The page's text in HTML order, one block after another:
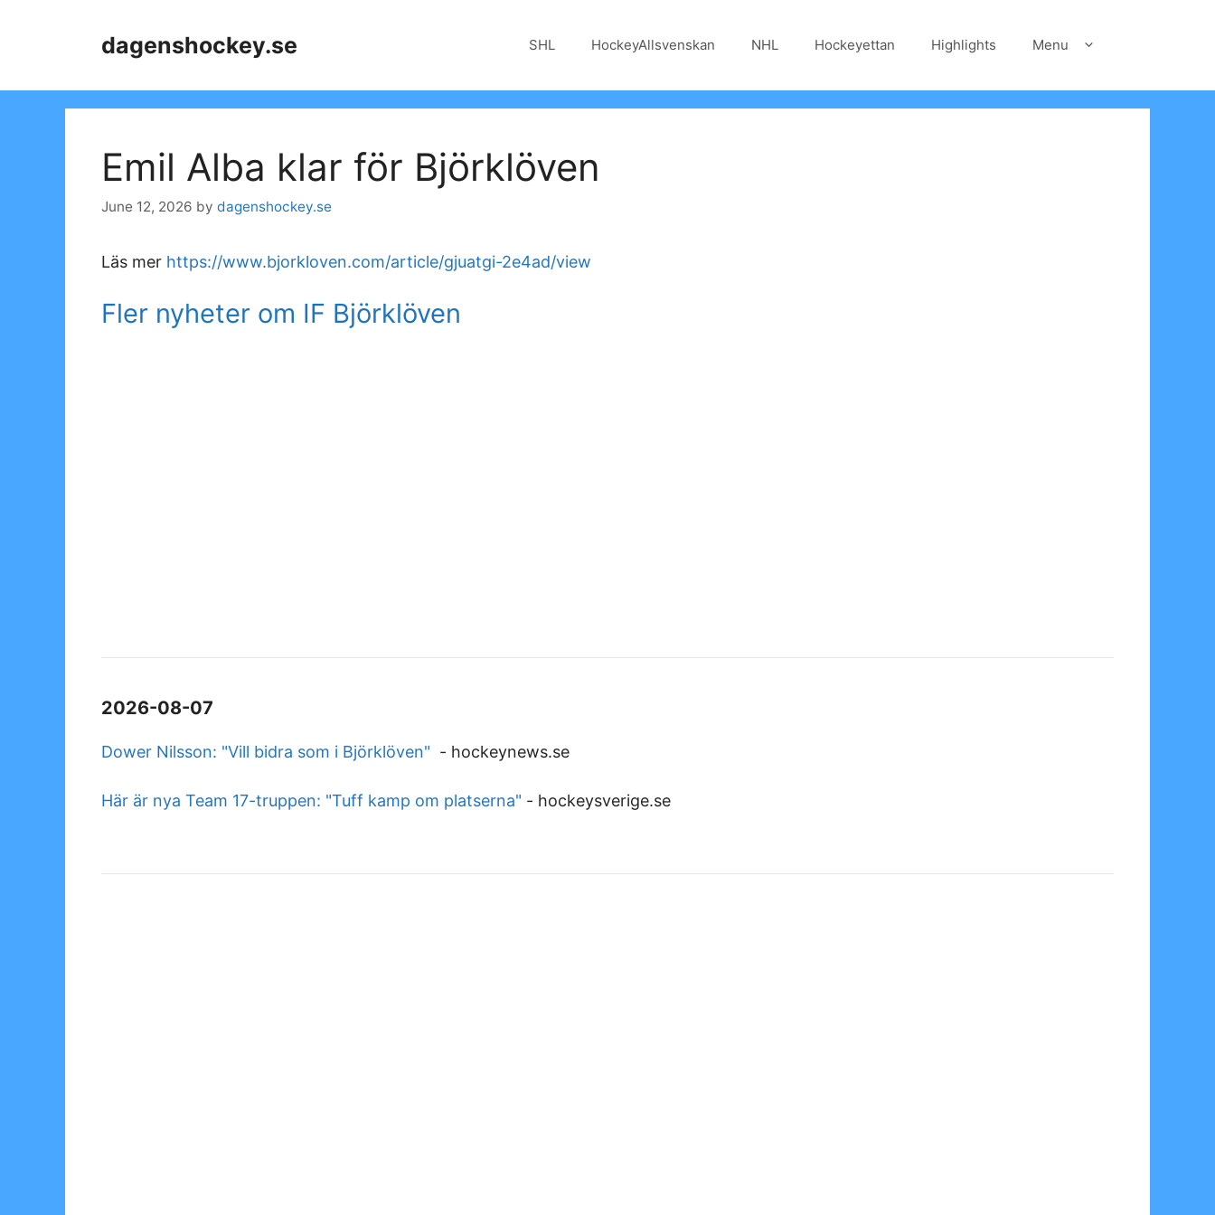
dagenshockey.se SHL HockeyAllsvenskan NHL Hockeyettan Highlights Menu
Emil Alba klar för Björklöven
June 12, 2026 by dagenshockey.se
Läs mer https://www.bjorkloven.com/article/gjuatgi-2e4ad/view
Fler nyheter om IF Björklöven
2026-08-07
Dower Nilsson: "Vill bidra som i Björklöven" - hockeynews.se
Här är nya Team 17-truppen: "Tuff kamp om platserna" - hockeysverige.se